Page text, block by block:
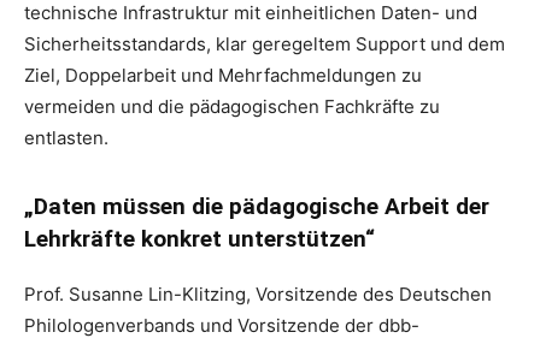
technische Infrastruktur mit einheitlichen Daten- und
Sicherheitsstandards, klar geregeltem Support und dem
Ziel, Doppelarbeit und Mehrfachmeldungen zu
vermeiden und die pädagogischen Fachkräfte zu
entlasten.
„Daten müssen die pädagogische Arbeit der
Lehrkräfte konkret unterstützen“
Prof. Susanne Lin-Klitzing, Vorsitzende des Deutschen
Philologenverbands und Vorsitzende der dbb-